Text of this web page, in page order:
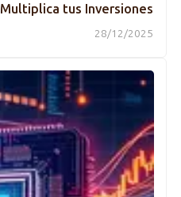
tus Inversiones
28/12/2025